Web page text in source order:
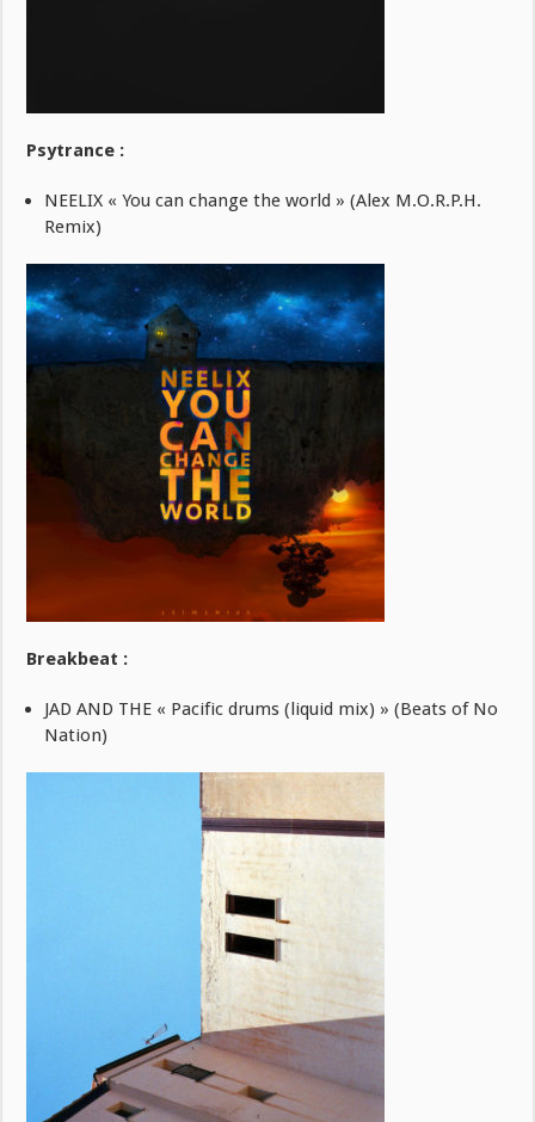
Psytrance :
NEELIX « You can change the world » (Alex M.O.R.P.H.
Remix)
Breakbeat :
JAD AND THE « Pacific drums (liquid mix) » (Beats of No
Nation)